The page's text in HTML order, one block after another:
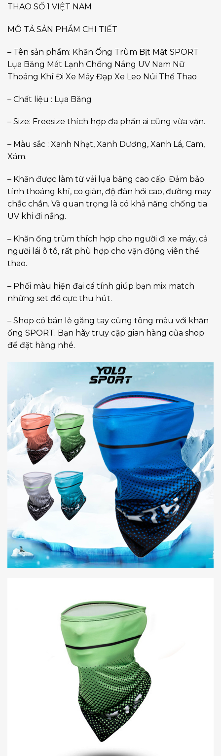
THAO SỐ 1 VIỆT NAM
MÔ TẢ SẢN PHẨM CHI TIẾT
– Tên sản phẩm: Khăn Ống Trùm Bịt Mặt SPORT
Lụa Băng Mát Lạnh Chống Nắng UV Nam Nữ
Thoáng Khí Đi Xe Máy Đạp Xe Leo Núi Thể Thao
– Chất liệu : Lụa Băng
– Size: Freesize thích hợp đa phần ai cũng vừa vặn.
– Màu sắc : Xanh Nhạt, Xanh Dương, Xanh Lá, Cam,
Xám.
– Khăn được làm từ vải lụa băng cao cấp. Đảm bảo
tính thoáng khí, co giãn, độ đàn hồi cao, đường may
chắc chắn. Và quan trọng là có khả năng chống tia
UV khi đi nắng.
– Khăn ống trùm thích hợp cho người đi xe máy, cả
người lái ô tô, rất phù hợp cho vận động viên thể
thao.
– Phối màu hiện đại cá tính giúp bạn mix match
những set đồ cực thu hút.
– Shop có bán lẻ găng tay cùng tông màu với khăn
ống SPORT. Bạn hãy truy cập gian hàng của shop
để đặt hàng nhé.